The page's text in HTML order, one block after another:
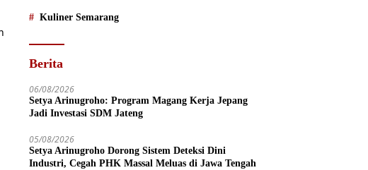
Kuliner Semarang
Berita
06/08/2026
Setya Arinugroho: Program Magang Kerja Jepang
Jadi Investasi SDM Jateng
05/08/2026
Setya Arinugroho Dorong Sistem Deteksi Dini
Industri, Cegah PHK Massal Meluas di Jawa Tengah